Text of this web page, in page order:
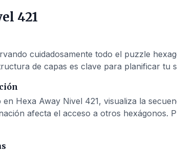
421
cuidadosamente todo el puzzle
de capas es clave para planificar tu
Hexa Away Nivel 421, visualiza la
afecta el acceso a otros hexágonos.